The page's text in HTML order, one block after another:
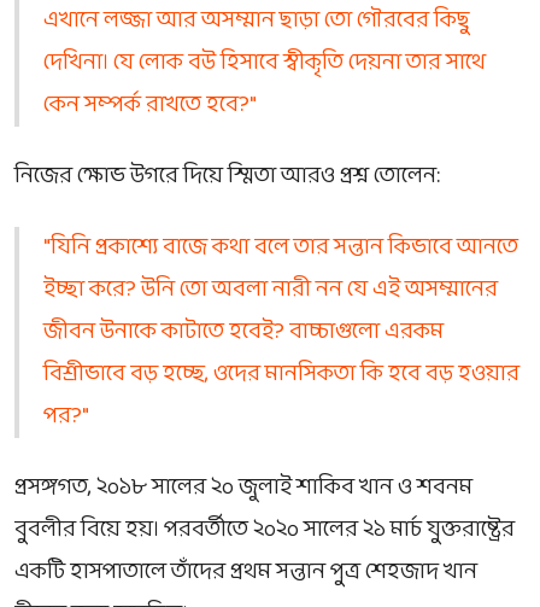
এখানে লজ্জা আর অসম্মান ছাড়া তো গৌরবের কিছু
দেখিনা। যে লোক বউ হিসাবে স্বীকৃতি দেয়না তার সাথে
কেন সম্পর্ক রাখতে হবে?"
নিজের ক্ষোভ উগরে দিয়ে স্মিতা আরও প্রশ্ন তোলেন:
"যিনি প্রকাশ্যে বাজে কথা বলে তার সন্তান কিভাবে আনতে
ইচ্ছা করে? উনি তো অবলা নারী নন যে এই অসম্মানের
জীবন উনাকে কাটাতে হবেই? বাচ্চাগুলো এরকম
বিশ্রীভাবে বড় হচ্ছে, ওদের মানসিকতা কি হবে বড় হওয়ার
পর?"
প্রসঙ্গগত, ২০১৮ সালের ২০ জুলাই শাকিব খান ও শবনম
বুবলীর বিয়ে হয়। পরবর্তীতে ২০২০ সালের ২১ মার্চ যুক্তরাষ্ট্রের
একটি হাসপাতালে তাঁদের প্রথম সন্তান পুত্র শেহজাদ খান